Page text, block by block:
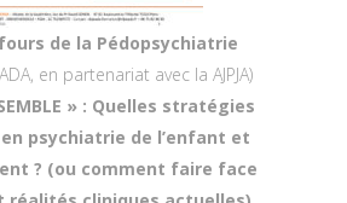
de la Pédopsychiatrie
en partenariat avec la AJPJA)
» : Quelles stratégies
psychiatrie de l’enfant et
? (ou comment faire face